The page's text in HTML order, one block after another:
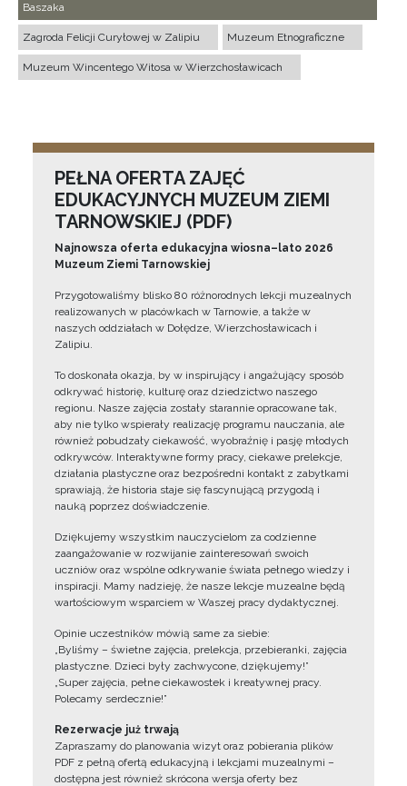
Baszaka
Zagroda Felicji Curyłowej w Zalipiu Muzeum Etnograficzne
Muzeum Wincentego Witosa w Wierzchosławicach
PEŁNA OFERTA ZAJĘĆ
EDUKACYJNYCH MUZEUM ZIEMI
TARNOWSKIEJ (PDF)
Najnowsza oferta edukacyjna wiosna–lato 2026
Muzeum Ziemi Tarnowskiej
Przygotowaliśmy blisko 80 różnorodnych lekcji muzealnych
realizowanych w placówkach w Tarnowie, a także w
naszych oddziałach w Dołędze, Wierzchosławicach i
Zalipiu.
To doskonała okazja, by w inspirujący i angażujący sposób
odkrywać historię, kulturę oraz dziedzictwo naszego
regionu. Nasze zajęcia zostały starannie opracowane tak,
aby nie tylko wspierały realizację programu nauczania, ale
również pobudzały ciekawość, wyobraźnię i pasję młodych
odkrywców. Interaktywne formy pracy, ciekawe prelekcje,
działania plastyczne oraz bezpośredni kontakt z zabytkami
sprawiają, że historia staje się fascynującą przygodą i
nauką poprzez doświadczenie.
Dziękujemy wszystkim nauczycielom za codzienne
zaangażowanie w rozwijanie zainteresowań swoich
uczniów oraz wspólne odkrywanie świata pełnego wiedzy i
inspiracji. Mamy nadzieję, że nasze lekcje muzealne będą
wartościowym wsparciem w Waszej pracy dydaktycznej.
Opinie uczestników mówią same za siebie:
„Byliśmy – świetne zajęcia, prelekcja, przebieranki, zajęcia
plastyczne. Dzieci były zachwycone, dziękujemy!”
„Super zajęcia, pełne ciekawostek i kreatywnej pracy.
Polecamy serdecznie!”
Rezerwacje już trwają
Zapraszamy do planowania wizyt oraz pobierania plików
PDF z pełną ofertą edukacyjną i lekcjami muzealnymi –
dostępna jest również skrócona wersja oferty bez